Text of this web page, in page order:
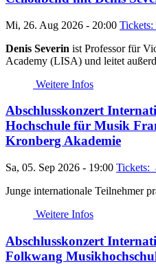
Mi, 26. Aug 2026 - 20:00
Denis Severin ist Professor für
Academy (LISA) und leitet
Weitere Infos
Abschlusskonzert
Hochschule für Musik
Kronberg Akademie
Sa, 05. Sep 2026 - 19:00 Tickets:
Junge internationale Teilnehmer
Weitere Infos
Abschlusskonzert
Folkwang